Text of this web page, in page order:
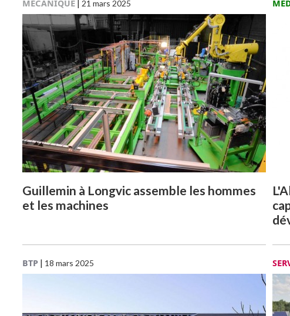
MÉCANIQUE| 21 mars 2025
Guillemin à Longvic assemble les hommes
et les machines
BTP| 18 mars 2025